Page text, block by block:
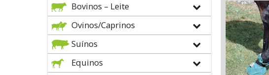
Bovinos – Leite
Ovinos/Caprinos
Suínos
Equinos